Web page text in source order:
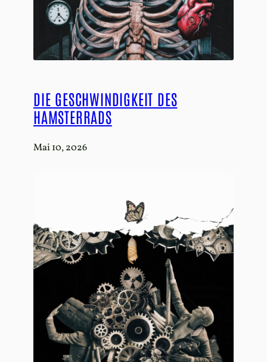
DIE GESCHWINDIGKEIT DES
HAMSTERRADS
Mai 10, 2026